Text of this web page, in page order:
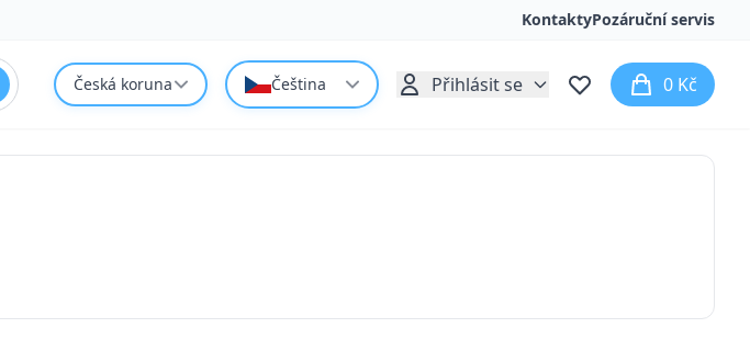
KontaktyPozáruční servis
Česká koruna Čeština Přihlásit se 0 Kč